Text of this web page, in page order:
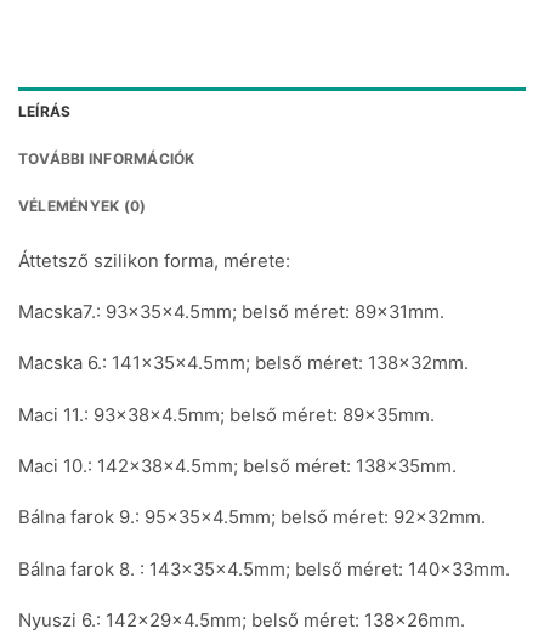
LEÍRÁS
TOVÁBBI INFORMÁCIÓK
VÉLEMÉNYEK (0)
Áttetsző szilikon forma, mérete:
Macska7.: 93x35x4.5mm; belső méret: 89x31mm.
Macska 6.: 141x35x4.5mm; belső méret: 138x32mm.
Maci 11.: 93x38x4.5mm; belső méret: 89x35mm.
Maci 10.: 142x38x4.5mm; belső méret: 138x35mm.
Bálna farok 9.: 95x35x4.5mm; belső méret: 92x32mm.
Bálna farok 8. : 143x35x4.5mm; belső méret: 140x33mm.
Nyuszi 6.: 142x29x4.5mm; belső méret: 138x26mm.